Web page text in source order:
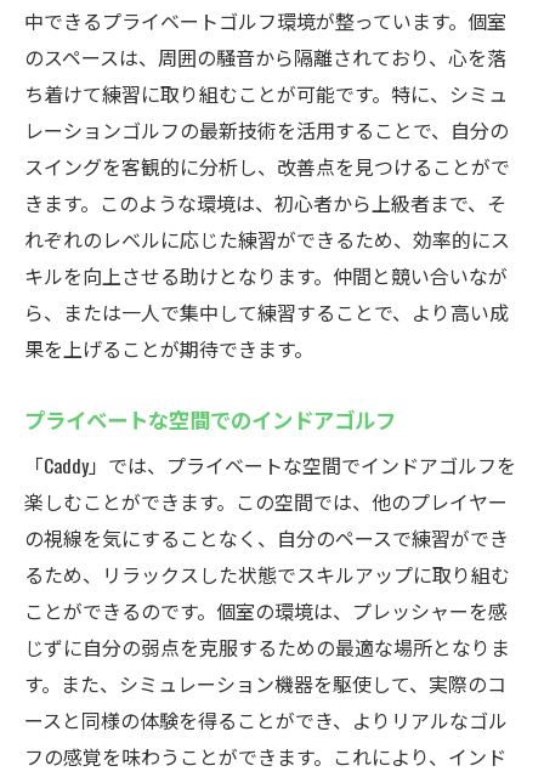
中できるプライベートゴルフ環境が整っています。個室
のスペースは、周囲の騒音から隔離されており、心を落
ち着けて練習に取り組むことが可能です。特に、シミュ
レーションゴルフの最新技術を活用することで、自分の
スイングを客観的に分析し、改善点を見つけることがで
きます。このような環境は、初心者から上級者まで、そ
れぞれのレベルに応じた練習ができるため、効率的にス
キルを向上させる助けとなります。仲間と競い合いなが
ら、または一人で集中して練習することで、より高い成
果を上げることが期待できます。
プライベートな空間でのインドアゴルフ
「Caddy」では、プライベートな空間でインドアゴルフを
楽しむことができます。この空間では、他のプレイヤー
の視線を気にすることなく、自分のペースで練習ができ
るため、リラックスした状態でスキルアップに取り組む
ことができるのです。個室の環境は、プレッシャーを感
じずに自分の弱点を克服するための最適な場所となりま
す。また、シミュレーション機器を駆使して、実際のコ
ースと同様の体験を得ることができ、よりリアルなゴル
フの感覚を味わうことができます。これにより、インド